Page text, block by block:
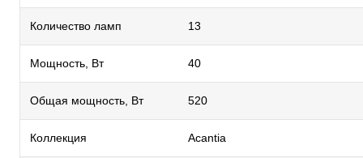
Количество ламп 13
Мощность, Вт 40
Общая мощность, Вт 520
Коллекция Acantia